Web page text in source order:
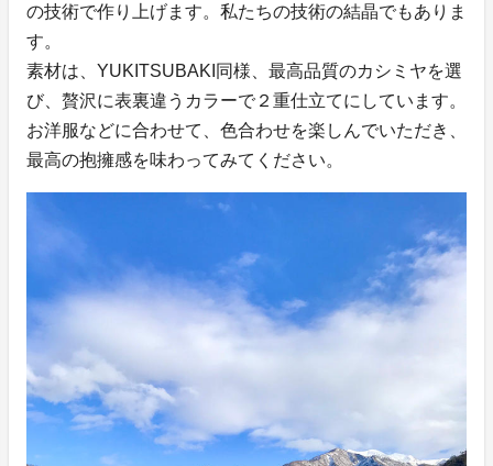
の技術で作り上げます。私たちの技術の結晶でもありま
す。
素材は、YUKITSUBAKI同様、最高品質のカシミヤを選
び、贅沢に表裏違うカラーで２重仕立てにしています。
お洋服などに合わせて、色合わせを楽しんでいただき、
最高の抱擁感を味わってみてください。